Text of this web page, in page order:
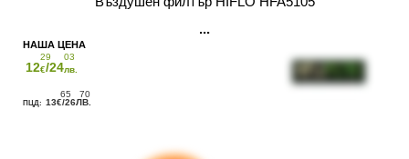
12
29
€/24
03
лв.
13
65
€/26
70
ЛВ.